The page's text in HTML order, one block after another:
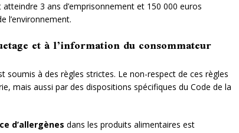
3 ans d’emprisonnement et 150 000 euros
l’environnement.
et à l’information du consommateur
soumis à des règles strictes. Le non-respect de ces règles
mais aussi par des dispositions spécifiques du Code de la
d’allergènes dans les produits alimentaires est